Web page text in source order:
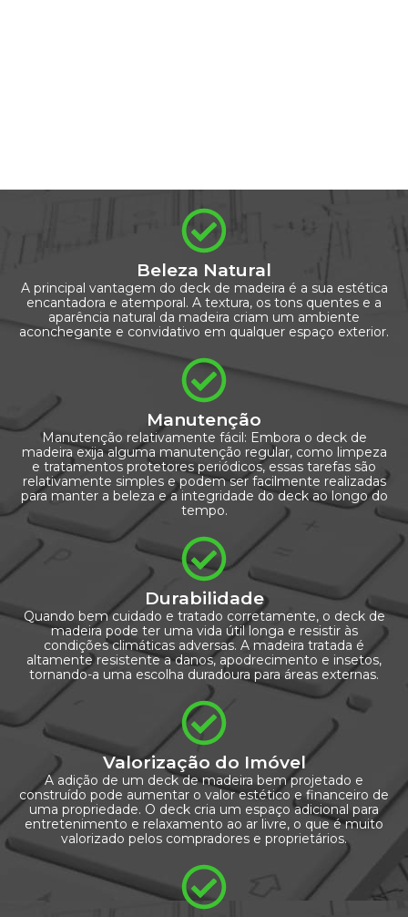
Beleza Natural
A principal vantagem do deck de madeira é a sua estética
encantadora e atemporal. A textura, os tons quentes e a
aparência natural da madeira criam um ambiente
aconchegante e convidativo em qualquer espaço exterior.
Manutenção
Manutenção relativamente fácil: Embora o deck de
madeira exija alguma manutenção regular, como limpeza
e tratamentos protetores periódicos, essas tarefas são
relativamente simples e podem ser facilmente realizadas
para manter a beleza e a integridade do deck ao longo do
tempo.
Durabilidade
Quando bem cuidado e tratado corretamente, o deck de
madeira pode ter uma vida útil longa e resistir às
condições climáticas adversas. A madeira tratada é
altamente resistente a danos, apodrecimento e insetos,
tornando-a uma escolha duradoura para áreas externas.
Valorização do Imóvel
A adição de um deck de madeira bem projetado e
construído pode aumentar o valor estético e financeiro de
uma propriedade. O deck cria um espaço adicional para
entretenimento e relaxamento ao ar livre, o que é muito
valorizado pelos compradores e proprietários.